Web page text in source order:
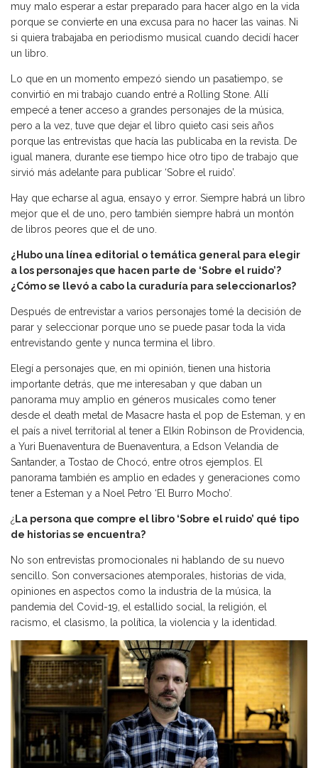
muy malo esperar a estar preparado para hacer algo en la vida
porque se convierte en una excusa para no hacer las vainas. Ni
si quiera trabajaba en periodismo musical cuando decidí hacer
un libro.
Lo que en un momento empezó siendo un pasatiempo, se
convirtió en mi trabajo cuando entré a Rolling Stone. Allí
empecé a tener acceso a grandes personajes de la música,
pero a la vez, tuve que dejar el libro quieto casi seis años
porque las entrevistas que hacía las publicaba en la revista. De
igual manera, durante ese tiempo hice otro tipo de trabajo que
sirvió más adelante para publicar ‘Sobre el ruido’.
Hay que echarse al agua, ensayo y error. Siempre habrá un libro
mejor que el de uno, pero también siempre habrá un montón
de libros peores que el de uno.
¿Hubo una línea editorial o temática general para elegir
a los personajes que hacen parte de ‘Sobre el ruido’?
¿Cómo se llevó a cabo la curaduría para seleccionarlos?
Después de entrevistar a varios personajes tomé la decisión de
parar y seleccionar porque uno se puede pasar toda la vida
entrevistando gente y nunca termina el libro.
Elegí a personajes que, en mi opinión, tienen una historia
importante detrás, que me interesaban y que daban un
panorama muy amplio en géneros musicales como tener
desde el death metal de Masacre hasta el pop de Esteman, y en
el país a nivel territorial al tener a Elkin Robinson de Providencia,
a Yuri Buenaventura de Buenaventura, a Edson Velandia de
Santander, a Tostao de Chocó, entre otros ejemplos. El
panorama también es amplio en edades y generaciones como
tener a Esteman y a Noel Petro ‘El Burro Mocho’.
¿ La persona que compre el libro ‘Sobre el ruido’ qué tipo
de historias se encuentra?
No son entrevistas promocionales ni hablando de su nuevo
sencillo. Son conversaciones atemporales, historias de vida,
opiniones en aspectos como la industria de la música, la
pandemia del Covid-19, el estallido social, la religión, el
racismo, el clasismo, la política, la violencia y la identidad.